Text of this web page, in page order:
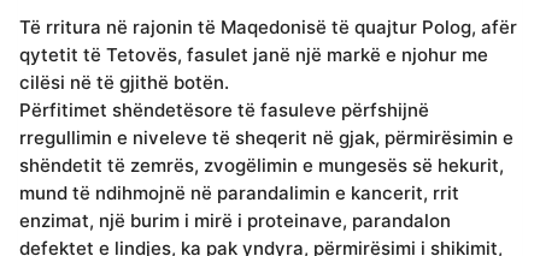
Të rritura në rajonin të Maqedonisë të quajtur Polog, afër
qytetit të Tetovës, fasulet janë një markë e njohur me
cilësi në të gjithë botën.
Përfitimet shëndetësore të fasuleve përfshijnë
rregullimin e niveleve të sheqerit në gjak, përmirësimin e
shëndetit të zemrës, zvogëlimin e mungesës së hekurit,
mund të ndihmojnë në parandalimin e kancerit, rrit
enzimat, një burim i mirë i proteinave, parandalon
defektet e lindjes, ka pak yndyra, përmirësimi i shikimit,